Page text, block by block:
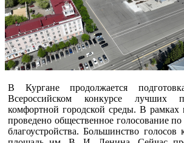
В Кургане продолжается
Всероссийском конкурсе лучших
комфортной городской среды. В рамках
проведено общественное голосование
благоустройства. Большинство голосов